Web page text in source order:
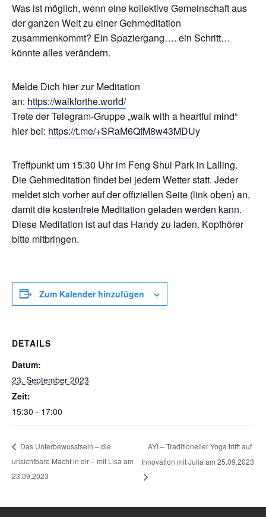
Was ist möglich, wenn eine kollektive Gemeinschaft aus
der ganzen Welt zu einer Gehmeditation
zusammenkommt? Ein Spaziergang…. ein Schritt…
könnte alles verändern.
Melde Dich hier zur Meditation
an: https://walkforthe.world/
Trete der Telegram-Gruppe „walk with a heartful mind“
hier bei: https://t.me/+SRaM6QfM8w43MDUy
Treffpunkt um 15:30 Uhr im Feng Shui Park in Lalling.
Die Gehmeditation findet bei jedem Wetter statt. Jeder
meldet sich vorher auf der offiziellen Seite (link oben) an,
damit die kostenfreie Meditation geladen werden kann.
Diese Meditation ist auf das Handy zu laden. Kopfhörer
bitte mitbringen.
Zum Kalender hinzufügen
DETAILS
Datum:
23. September 2023
Zeit:
15:30 - 17:00
Das Unterbewusstsein – die
unsichtbare Macht in dir – mit Lisa am
23.09.2023
AYI – Traditioneller Yoga trifft auf
Innovation mit Julia am 25.09.2023